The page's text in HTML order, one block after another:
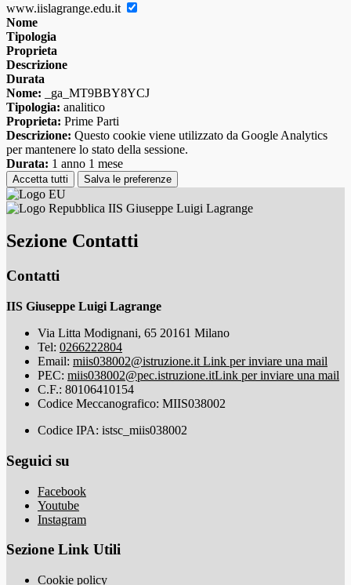
www.iislagrange.edu.it
Nome
Tipologia
Proprieta
Descrizione
Durata
Nome: _ga_MT9BBY8YCJ
Tipologia: analitico
Proprieta: Prime Parti
Descrizione: Questo cookie viene utilizzato da Google Analytics
per mantenere lo stato della sessione.
Durata: 1 anno 1 mese
Accetta tutti Salva le preferenze
IIS Giuseppe Luigi Lagrange
Sezione Contatti
Contatti
IIS Giuseppe Luigi Lagrange
Via Litta Modignani, 65 20161 Milano
Tel: 0266222804
Email: miis038002@istruzione.it Link per inviare una mail
PEC: miis038002@pec.istruzione.itLink per inviare una mail
C.F.: 80106410154
Codice Meccanografico: MIIS038002
Codice IPA: istsc_miis038002
Seguici su
Facebook
Youtube
Instagram
Sezione Link Utili
Cookie policy